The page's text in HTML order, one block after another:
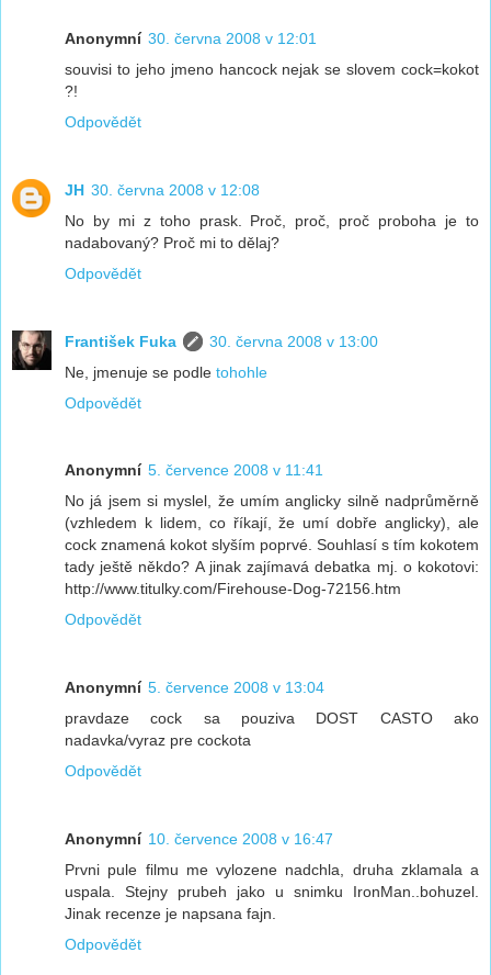
Anonymní 30. června 2008 v 12:01
souvisi to jeho jmeno hancock nejak se slovem cock=kokot
?!
Odpovědět
JH 30. června 2008 v 12:08
No by mi z toho prask. Proč, proč, proč proboha je to
nadabovaný? Proč mi to dělaj?
Odpovědět
František Fuka
30. června 2008 v 13:00
Ne, jmenuje se podle tohohle
Odpovědět
Anonymní 5. července 2008 v 11:41
No já jsem si myslel, že umím anglicky silně nadprůměrně
(vzhledem k lidem, co říkají, že umí dobře anglicky), ale
cock znamená kokot slyším poprvé. Souhlasí s tím kokotem
tady ještě někdo? A jinak zajímavá debatka mj. o kokotovi:
http://www.titulky.com/Firehouse-Dog-72156.htm
Odpovědět
Anonymní 5. července 2008 v 13:04
pravdaze cock sa pouziva DOST CASTO ako
nadavka/vyraz pre cockota
Odpovědět
Anonymní 10. července 2008 v 16:47
Prvni pule filmu me vylozene nadchla, druha zklamala a
uspala. Stejny prubeh jako u snimku IronMan..bohuzel.
Jinak recenze je napsana fajn.
Odpovědět